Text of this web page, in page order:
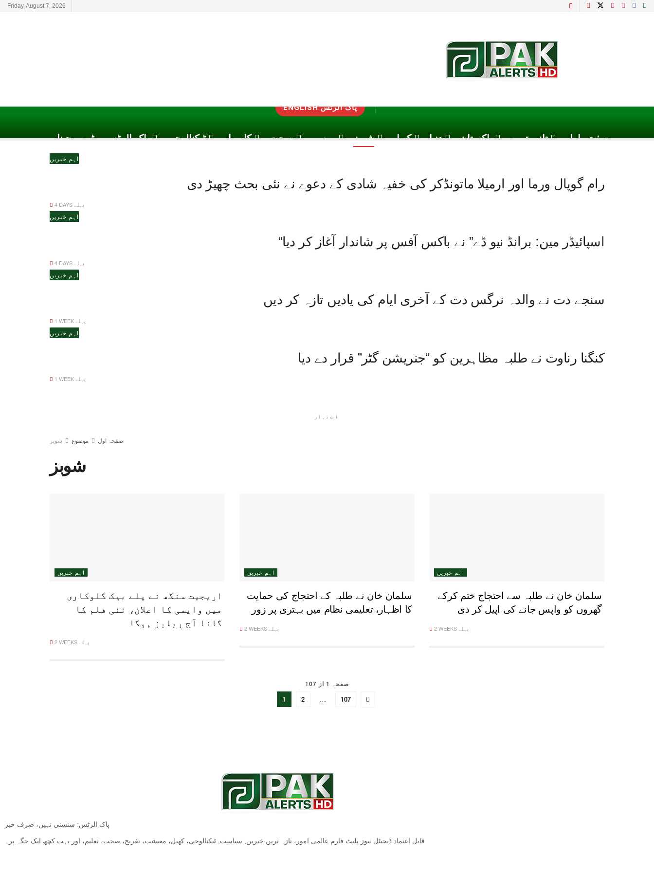
Friday, August 7, 2026
ENGLISH پاک الرٹس
پاک الرٹس یوٹیوب چینل ٹیکنالوجی کاروبار صحت موسم شوبز کھیل دنیا پاکستان تازہ ترین صفحہ اول
اہم خبریں
رام گوپال ورما اور ارمیلا ماتونڈکر کی خفیہ شادی کے دعوے نے نئی بحث چھیڑ دی
4 DAYS پہلے
اہم خبریں
“اسپائیڈر مین: برانڈ نیو ڈے” نے باکس آفس پر شاندار آغاز کر دیا
4 DAYS پہلے
اہم خبریں
سنجے دت نے والدہ نرگس دت کے آخری ایام کی یادیں تازہ کر دیں
1 WEEK پہلے
اہم خبریں
کنگنا رناوت نے طلبہ مظاہرین کو “جنریشن گٹر” قرار دے دیا
1 WEEK پہلے
اشتہار
صفحہ اول موضوع شوبز
شوبز
اہم خبریں
سلمان خان نے طلبہ سے احتجاج ختم کرکے
گھروں کو واپس جانے کی اپیل کر دی
2 WEEKS پہلے
اہم خبریں
سلمان خان نے طلبہ کے احتجاج کی حمایت
کا اظہار، تعلیمی نظام میں بہتری پر زور
2 WEEKS پہلے
اہم خبریں
اریجیت سنگھ نے پلے بیک گلوکاری
میں واپسی کا اعلان، نئی فلم کا
گانا آج ریلیز ہوگا
2 WEEKS پہلے
صفحہ 1 از 107
1 2 … 107
پاک الرٹس: سنسنی نہیں، صرف خبر
قابل اعتماد ڈیجیٹل نیوز پلیٹ فارم عالمی امور، تازہ ترین خبریں, سیاست, ٹیکنالوجی، کھیل، معیشت، تفریح، صحت، تعلیم، اور بہت کچھ ایک جگہ پر۔